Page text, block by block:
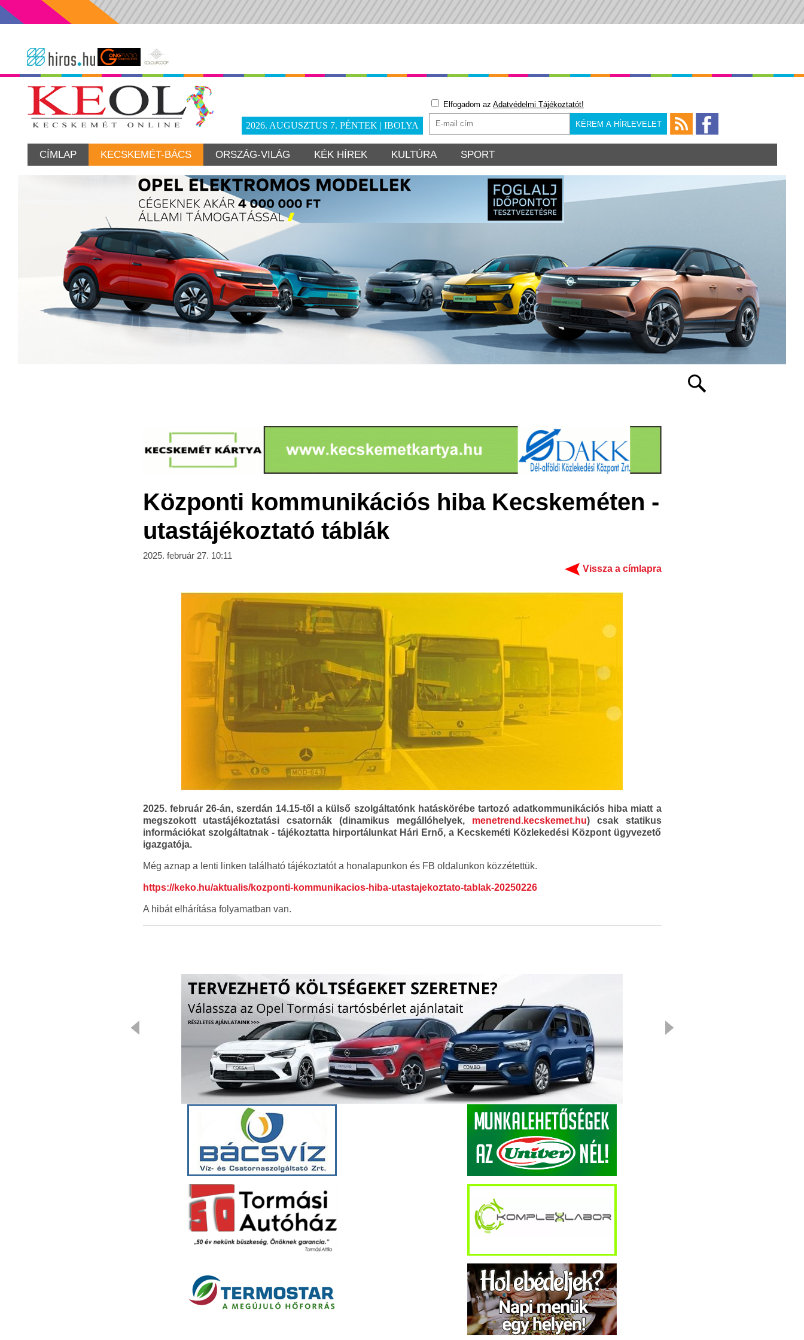
2026. AUGUSZTUS 7. PÉNTEK | IBOLYA
Elfogadom az Adatvédelmi Tájékoztatót!
CÍMLAP KECSKEMÉT-BÁCS ORSZÁG-VILÁG KÉK HÍREK KULTÚRA SPORT
Központi kommunikációs hiba Kecskeméten -
utastájékoztató táblák
2025. február 27. 10:11
Vissza a címlapra
2025. február 26-án, szerdán 14.15-től a külső szolgáltatónk hatáskörébe tartozó adatkommunikációs hiba miatt a
megszokott utastájékoztatási csatornák (dinamikus megállóhelyek, menetrend.kecskemet.hu) csak statikus
információkat szolgáltatnak - tájékoztatta hirportálunkat Hári Ernő, a Kecskeméti Közlekedési Központ ügyvezető
igazgatója.
Még aznap a lenti linken található tájékoztatót a honalapunkon és FB oldalunkon közzétettük.
https://keko.hu/aktualis/kozponti-kommunikacios-hiba-utastajekoztato-tablak-20250226
A hibát elhárítása folyamatban van.